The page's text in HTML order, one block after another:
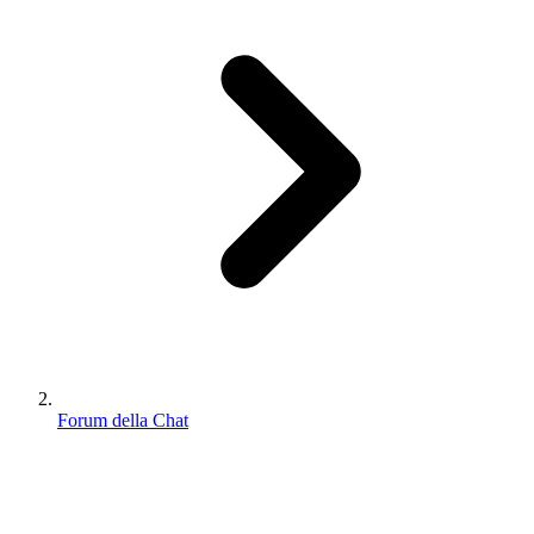
Forum della Chat